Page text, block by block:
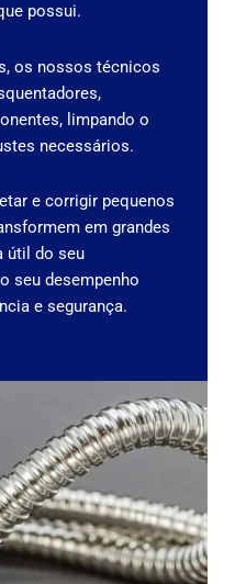
possui.
os nossos técnicos
limpando o
necessários.
e corrigir pequenos
em grandes
útil do seu
seu desempenho
e segurança.